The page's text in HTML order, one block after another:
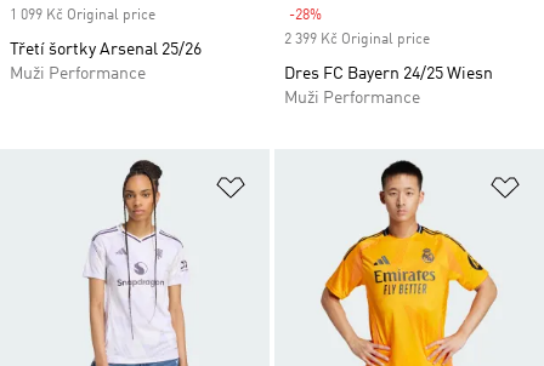
1 099 Kč Original price
Třetí šortky Arsenal 25/26
Muži Performance
-28%
2 399 Kč Original price
Dres FC Bayern 24/25 Wiesn
Muži Performance
Přidat do seznamu přání